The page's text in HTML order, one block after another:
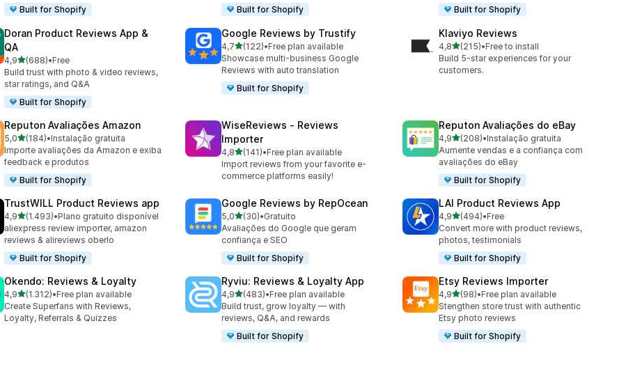
Built for Shopify
Built for Shopify
Built for Shopify
Doran Product Reviews App &
QA
4,9de 5 estrelas
(688)
688 total de avaliações
•Free
Build trust with photo & video reviews,
star ratings, and Q&A
Built for Shopify
Google Reviews by Trustify
4,7de 5 estrelas
(122)
122 total de avaliações
•Free plan available
Showcase multi-business Google
Reviews with auto translation
Built for Shopify
Klaviyo Reviews
4,8de 5 estrelas
(215)
215 total de avaliações
•Free to install
Build 5-star experiences for your
customers.
Reputon Avaliações Amazon
5,0de 5 estrelas
(184)
184 total de avaliações
•Instalação gratuita
Importe avaliações da Amazon e exiba
feedback e produtos
Built for Shopify
WiseReviews ‑ Reviews
Importer
4,8de 5 estrelas
(141)
141 total de avaliações
•Free plan available
Import reviews from your favorite e-
commerce platforms easily!
Reputon Avaliações do eBay
4,9de 5 estrelas
(208)
208 total de avaliações
•Instalação gratuita
Aumente vendas e a confiança com
avaliações do eBay
Built for Shopify
TrustWILL Product Reviews app
4,9de 5 estrelas
(1.493)
1493 total de avaliações
•Plano gratuito disponível
aliexpress review importer, amazon
reviews & alireviews oberlo
Built for Shopify
Google Reviews by RepOcean
5,0de 5 estrelas
(30)
30 total de avaliações
•Gratuito
Avaliações do Google que geram
confiança e SEO
Built for Shopify
LAI Product Reviews App
4,9de 5 estrelas
(494)
494 total de avaliações
•Free
Convert more with product reviews,
photos, testimonials
Built for Shopify
Okendo: Reviews & Loyalty
4,9de 5 estrelas
(1.312)
1312 total de avaliações
•Free plan available
Create Superfans with Reviews,
Loyalty, Referrals & Quizzes
Ryviu: Reviews & Loyalty App
4,9de 5 estrelas
(483)
483 total de avaliações
•Free plan available
Build trust, grow loyalty — with
reviews, Q&A, and rewards
Built for Shopify
Etsy Reviews Importer
4,9de 5 estrelas
(98)
98 total de avaliações
•Free plan available
Stengthen store trust with authentic
Etsy photo reviews
Built for Shopify